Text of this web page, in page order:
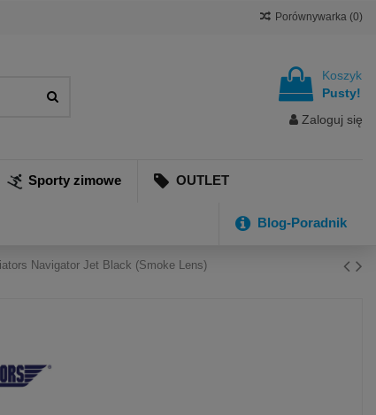
Porównywarka (0)
Koszyk
Pusty!
Zaloguj się
Sporty zimowe OUTLET
Blog-Poradnik
Navigator Jet Black (Smoke Lens)